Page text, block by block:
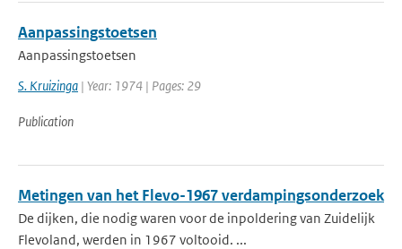
Aanpassingstoetsen
Aanpassingstoetsen
S. Kruizinga | Year: 1974 | Pages: 29
Publication
Metingen van het Flevo-1967 verdampingsonderzoek
De dijken, die nodig waren voor de inpoldering van Zuidelijk
Flevoland, werden in 1967 voltooid. ...